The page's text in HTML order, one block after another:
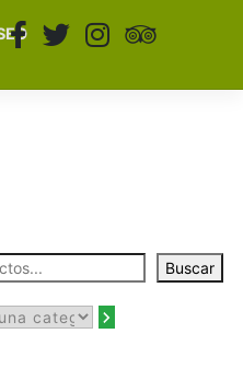
Buscar